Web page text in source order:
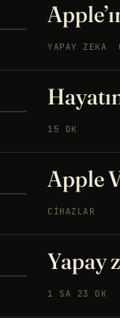
YAPAY ZEKA
15 DK
Apple
CIHAZLAR
Yapay
1 SA 23 DK